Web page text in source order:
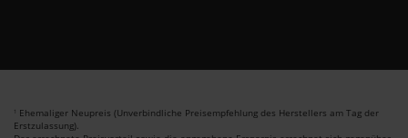
1 Ehemaliger Neupreis (Unverbindliche Preisempfehlung des Herstellers am Tag der
Erstzulassung).